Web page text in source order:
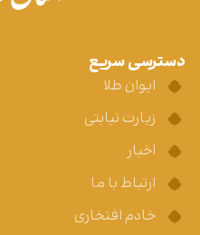
دسترسی سریع
ایوان طلا
زیارت نیابتی
اخبار
ارتباط با ما
خادم افتخاری